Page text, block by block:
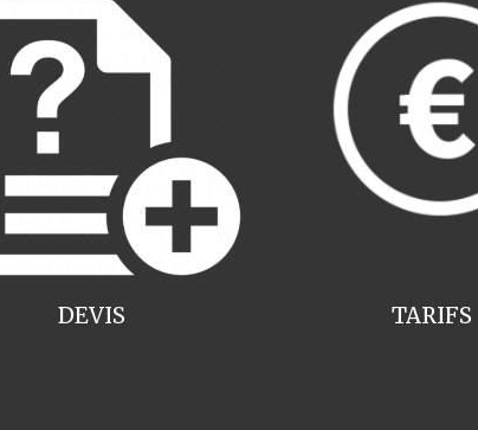
TARIFS
DEVIS